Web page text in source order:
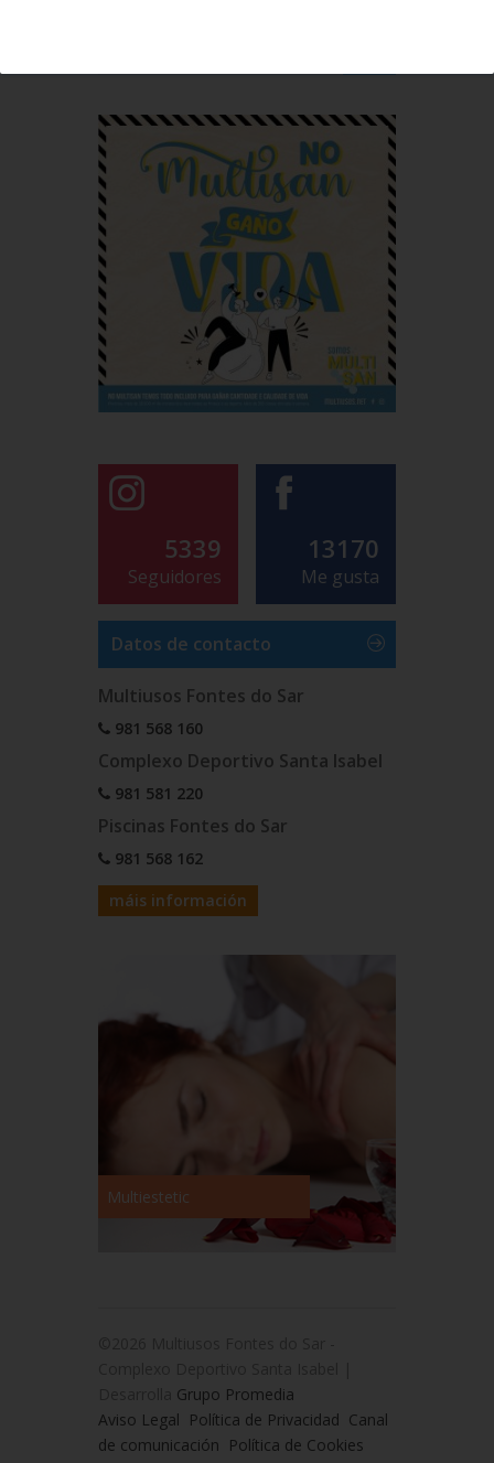
5339
Seguidores
13170
Me gusta
Datos de contacto
Multiusos Fontes do Sar
981 568 160
Complexo Deportivo Santa Isabel
981 581 220
Piscinas Fontes do Sar
981 568 162
máis información
Multiestetic
Grupo Promedia
Aviso Legal Política de Privacidad Canal
de comunicación Política de Cookies